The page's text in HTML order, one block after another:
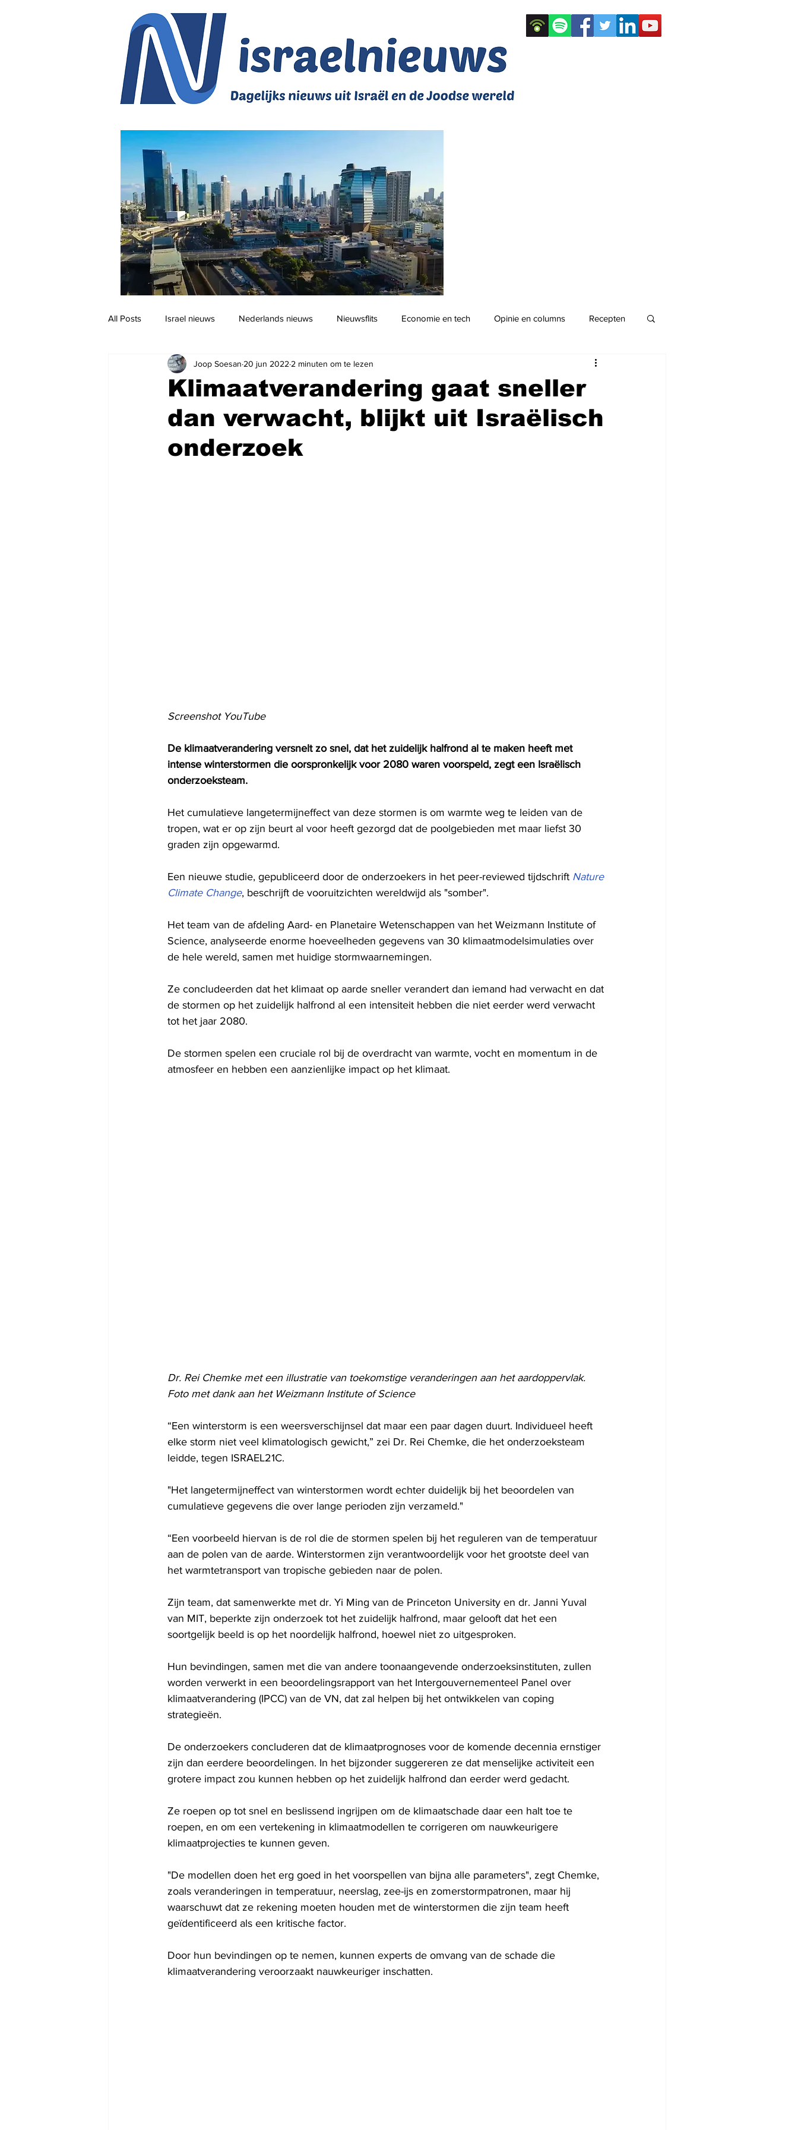
All Posts Israel nieuws Nederlands nieuws Nieuwsflits Economie en tech Opinie en columns Recepten
Jodendom en cultuur Podcast
Klimaatverandering gaat sneller
dan verwacht, blijkt uit Israëlisch
onderzoek
Joop Soesan 20 jun 2022 2 minuten om te lezen
Screenshot YouTube
De klimaatverandering versnelt zo snel, dat het zuidelijk halfrond al te maken heeft met
intense winterstormen die oorspronkelijk voor 2080 waren voorspeld, zegt een Israëlisch
onderzoeksteam.
Het cumulatieve langetermijneffect van deze stormen is om warmte weg te leiden van de
tropen, wat er op zijn beurt al voor heeft gezorgd dat de poolgebieden met maar liefst 30
graden zijn opgewarmd.
Een nieuwe studie, gepubliceerd door de onderzoekers in het peer-reviewed tijdschrift Nature
Climate Change, beschrijft de vooruitzichten wereldwijd als "somber".
Het team van de afdeling Aard- en Planetaire Wetenschappen van het Weizmann Institute of
Science, analyseerde enorme hoeveelheden gegevens van 30 klimaatmodelsimulaties over
de hele wereld, samen met huidige stormwaarnemingen.
Ze concludeerden dat het klimaat op aarde sneller verandert dan iemand had verwacht en dat
de stormen op het zuidelijk halfrond al een intensiteit hebben die niet eerder werd verwacht
tot het jaar 2080.
De stormen spelen een cruciale rol bij de overdracht van warmte, vocht en momentum in de
atmosfeer en hebben een aanzienlijke impact op het klimaat.
Dr. Rei Chemke met een illustratie van toekomstige veranderingen aan het aardoppervlak.
Foto met dank aan het Weizmann Institute of Science
“Een winterstorm is een weersverschijnsel dat maar een paar dagen duurt. Individueel heeft
elke storm niet veel klimatologisch gewicht,” zei Dr. Rei Chemke, die het onderzoeksteam
leidde, tegen ISRAEL21C.
"Het langetermijneffect van winterstormen wordt echter duidelijk bij het beoordelen van
cumulatieve gegevens die over lange perioden zijn verzameld."
“Een voorbeeld hiervan is de rol die de stormen spelen bij het reguleren van de temperatuur
aan de polen van de aarde. Winterstormen zijn verantwoordelijk voor het grootste deel van
het warmtetransport van tropische gebieden naar de polen.
Zijn team, dat samenwerkte met dr. Yi Ming van de Princeton University en dr. Janni Yuval
van MIT, beperkte zijn onderzoek tot het zuidelijk halfrond, maar gelooft dat het een
soortgelijk beeld is op het noordelijk halfrond, hoewel niet zo uitgesproken.
Hun bevindingen, samen met die van andere toonaangevende onderzoeksinstituten, zullen
worden verwerkt in een beoordelingsrapport van het Intergouvernementeel Panel over
klimaatverandering (IPCC) van de VN, dat zal helpen bij het ontwikkelen van coping
strategieën.
De onderzoekers concluderen dat de klimaatprognoses voor de komende decennia ernstiger
zijn dan eerdere beoordelingen. In het bijzonder suggereren ze dat menselijke activiteit een
grotere impact zou kunnen hebben op het zuidelijk halfrond dan eerder werd gedacht.
Ze roepen op tot snel en beslissend ingrijpen om de klimaatschade daar een halt toe te
roepen, en om een ​​vertekening in klimaatmodellen te corrigeren om nauwkeurigere
klimaatprojecties te kunnen geven.
"De modellen doen het erg goed in het voorspellen van bijna alle parameters", zegt Chemke,
zoals veranderingen in temperatuur, neerslag, zee-ijs en zomerstormpatronen, maar hij
waarschuwt dat ze rekening moeten houden met de winterstormen die zijn team heeft
geïdentificeerd als een kritische factor.
Door hun bevindingen op te nemen, kunnen experts de omvang van de schade die
klimaatverandering veroorzaakt nauwkeuriger inschatten.